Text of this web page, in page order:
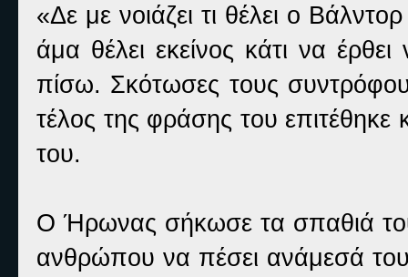
«Δε με νοιάζει τι θέλει ο
άμα θέλει εκείνος κάτι να
πίσω. Σκότωσες τους
τέλος της φράσης του
του.
Ο Ήρωνας σήκωσε τα σπαθιά
ανθρώπου να πέσει ανάμεσά